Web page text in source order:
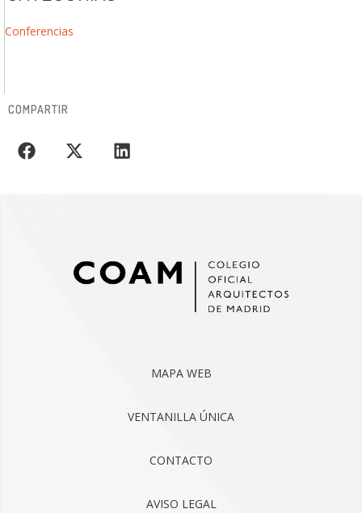
Conferencias
COMPARTIR
MAPA WEB
VENTANILLA ÚNICA
CONTACTO
AVISO LEGAL